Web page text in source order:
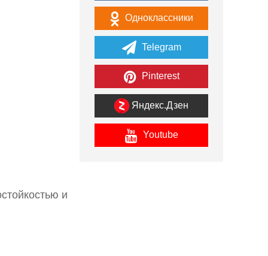
и
Одноклассники
Telegram
Pinterest
Яндекс.Дзен
Youtube